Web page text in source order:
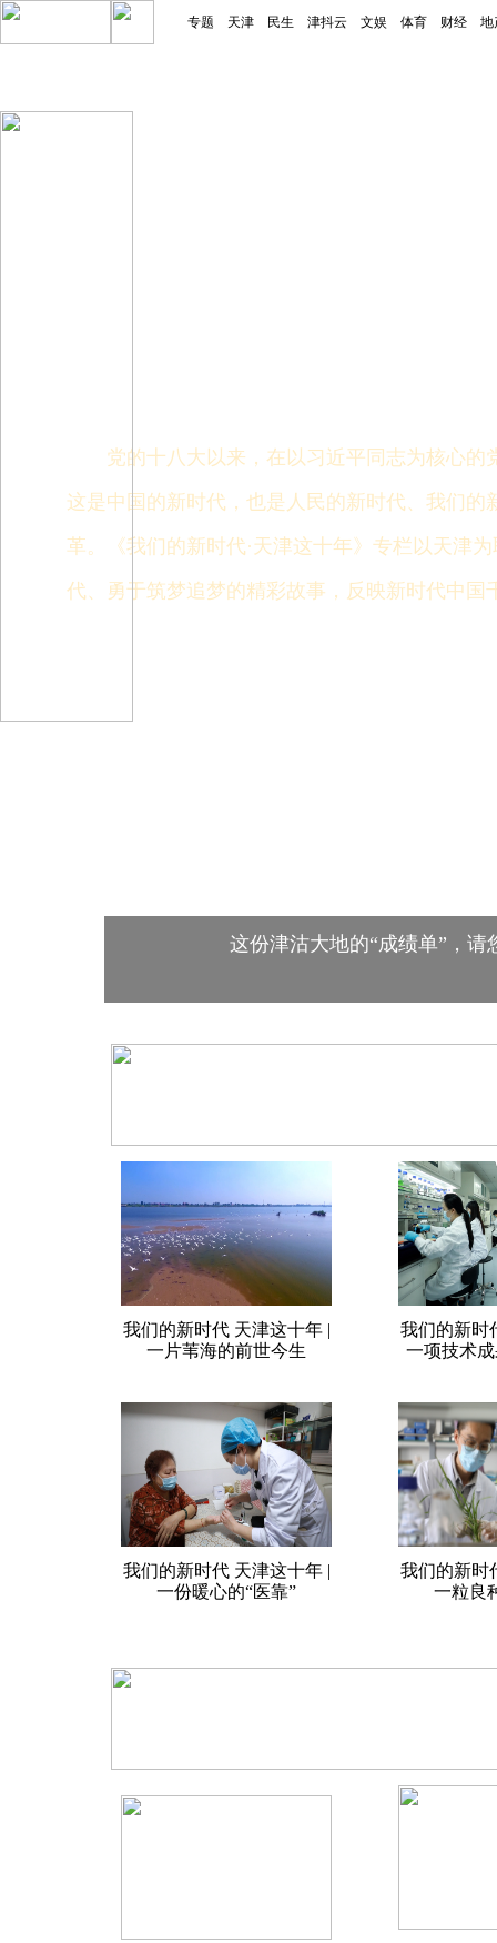
专题 天津 民生 津抖云 文娱 体育 财经 地
党的十八大以来，在以习近平同志为核心的
这是中国的新时代，也是人民的新时代、我们
革。《我们的新时代·天津这十年》专栏以天津
代、勇于筑梦追梦的精彩故事，反映新时代中
这份津沽大地的“成绩单”，请
十年变化系列海报|打通崎岖路
我们的新时代 天津这十年 |
一片苇海的前世今生
我们的新时
一项技术
我们的新时代 天津这十年 |
一份暖心的“医靠”
我们的新时
一粒良